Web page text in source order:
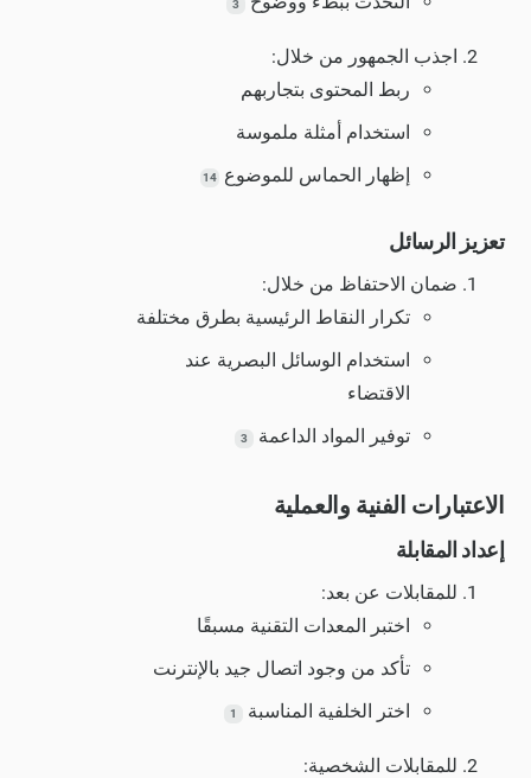
3
اجذب الجمهور من خلال:
ربط المحتوى بتجاربهم
استخدام أمثلة ملموسة
إظهار الحماس للموضوع
14
تعزيز الرسائل
ضمان الاحتفاظ من خلال:
تكرار النقاط الرئيسية بطرق مختلفة
استخدام الوسائل البصرية عند
الاقتضاء
توفير المواد الداعمة
3
الاعتبارات الفنية والعملية
إعداد المقابلة
للمقابلات عن بعد:
اختبر المعدات التقنية مسبقًا
تأكد من وجود اتصال جيد بالإنترنت
اختر الخلفية المناسبة
1
للمقابلات الشخصية: